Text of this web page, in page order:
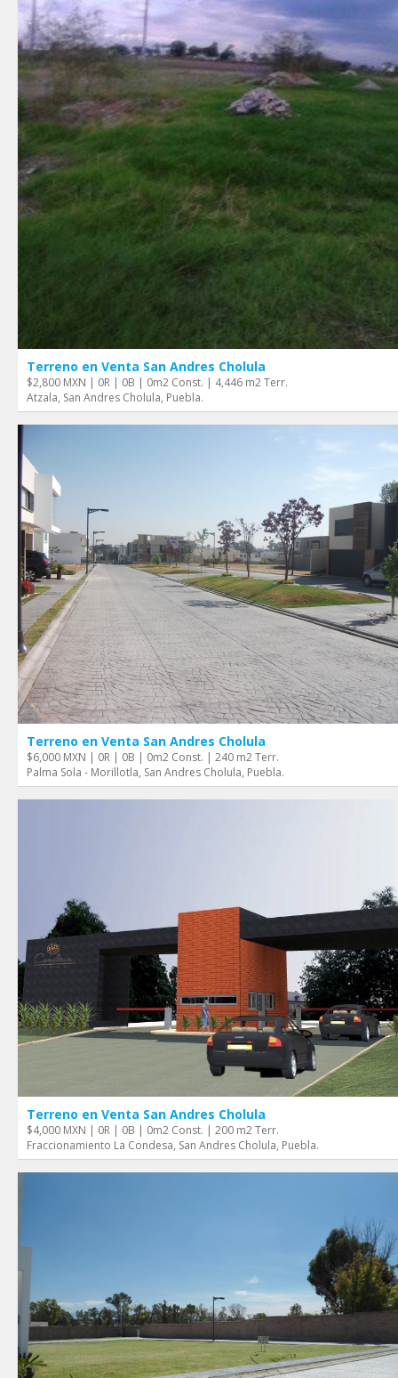
Terreno en Venta San Andres Cholula
$2,800 MXN | 0R | 0B | 0m2 Const. | 4,446 m2 Terr.
Atzala, San Andres Cholula, Puebla.
Terreno en Venta San Andres Cholula
$6,000 MXN | 0R | 0B | 0m2 Const. | 240 m2 Terr.
Palma Sola - Morillotla, San Andres Cholula, Puebla.
Terreno en Venta San Andres Cholula
$4,000 MXN | 0R | 0B | 0m2 Const. | 200 m2 Terr.
Fraccionamiento La Condesa, San Andres Cholula, Puebla.